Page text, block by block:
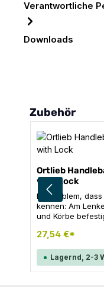
Verantwortliche
Downloads
Produktgalerie
Zubehör
Ortlieb
with Lock
Ein Problem,
kennen: Am
und Körbe
ORTLIEB
versetzt werden
Adapter wird mit
27,54 €*
Lagernd, 2-3